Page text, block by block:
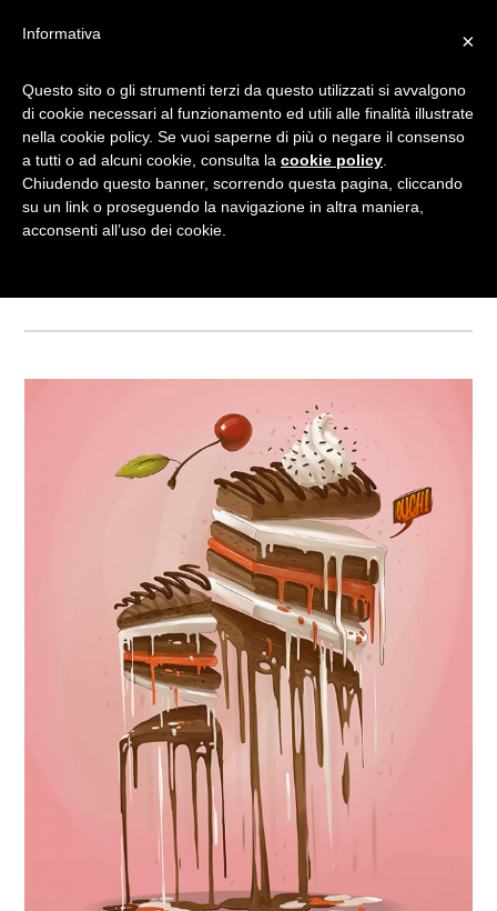
FOOD STORIES: STORIE E
CURIOSITÀ SUL MONDO
DEL CIBO
×
Informativa
Questo sito o gli strumenti terzi da questo utilizzati si avvalgono
di cookie necessari al funzionamento ed utili alle finalità illustrate
nella cookie policy. Se vuoi saperne di più o negare il consenso
a tutti o ad alcuni cookie, consulta la cookie policy
Chiudendo questo banner, scorrendo questa pagina, cliccando
su un link o proseguendo la navigazione in altra maniera,
acconsenti all’uso dei cookie.